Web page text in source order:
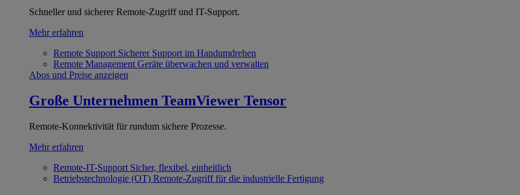
Schneller und sicherer Remote-Zugriff und IT-Support.
Mehr erfahren
Remote Support Sicherer Support im Handumdrehen
Remote Management Geräte überwachen und verwalten
Abos und Preise anzeigen
Große Unternehmen TeamViewer Tensor
Remote-Konnektivität für rundum sichere Prozesse.
Mehr erfahren
Remote-IT-Support Sicher, flexibel, einheitlich
Betriebstechnologie (OT) Remote-Zugriff für die industrielle Fertigung